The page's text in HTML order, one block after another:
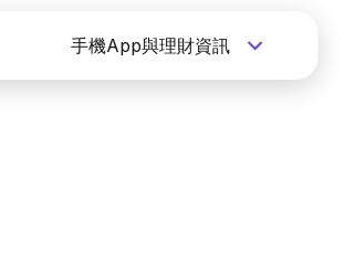
手機App與理財資訊